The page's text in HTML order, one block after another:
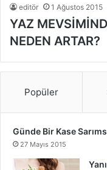
editör 1 Ağustos 2015
YAZ
NEDEN ARTAR?
Popüler
Günde Bir Kase
27 Mayıs 2015